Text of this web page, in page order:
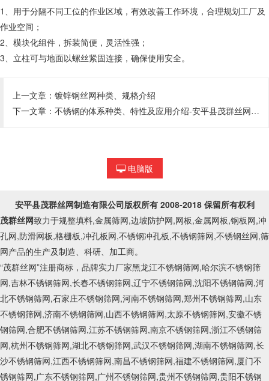
1、用于分隔不同工位的作业区域，有效改善工作环境，合理规划工厂及
作业空间；
2、模块化组件，拆装简便，灵活性强；
3、立柱可与地面以螺丝紧固连接，确保使用安全。
上一文章： 镀锌钢丝网种类、规格介绍
下一文章： 不锈钢的体系种类、特性及应用介绍-安平县茂群丝网制造有限公司【电话:17331454446】
电脑版
安平县茂群丝网制造有限公司版权所有 2008-2018 保留所有权利
茂群丝网致力于规整填料,金属筛网,边坡防护网,网板,金属网板,钢板网,冲
孔网,防滑网板,格栅板,冲孔板网,不锈钢冲孔板,不锈钢筛网,不锈钢丝网,筛
网产品的生产及制造、科研、加工商。
“茂群丝网”注册商标，品牌实力厂家黑龙江不锈钢筛网,哈尔滨不锈钢筛
网,吉林不锈钢筛网,长春不锈钢筛网,辽宁不锈钢筛网,沈阳不锈钢筛网,河
北不锈钢筛网,石家庄不锈钢筛网,河南不锈钢筛网,郑州不锈钢筛网,山东
不锈钢筛网,济南不锈钢筛网,山西不锈钢筛网,太原不锈钢筛网,安徽不锈
钢筛网,合肥不锈钢筛网,江苏不锈钢筛网,南京不锈钢筛网,浙江不锈钢筛
网,杭州不锈钢筛网,湖北不锈钢筛网,武汉不锈钢筛网,湖南不锈钢筛网,长
沙不锈钢筛网,江西不锈钢筛网,南昌不锈钢筛网,福建不锈钢筛网,厦门不
锈钢筛网,广东不锈钢筛网,广州不锈钢筛网,贵州不锈钢筛网,贵阳不锈钢